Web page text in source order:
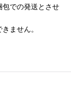
での発送とさせ
ません。